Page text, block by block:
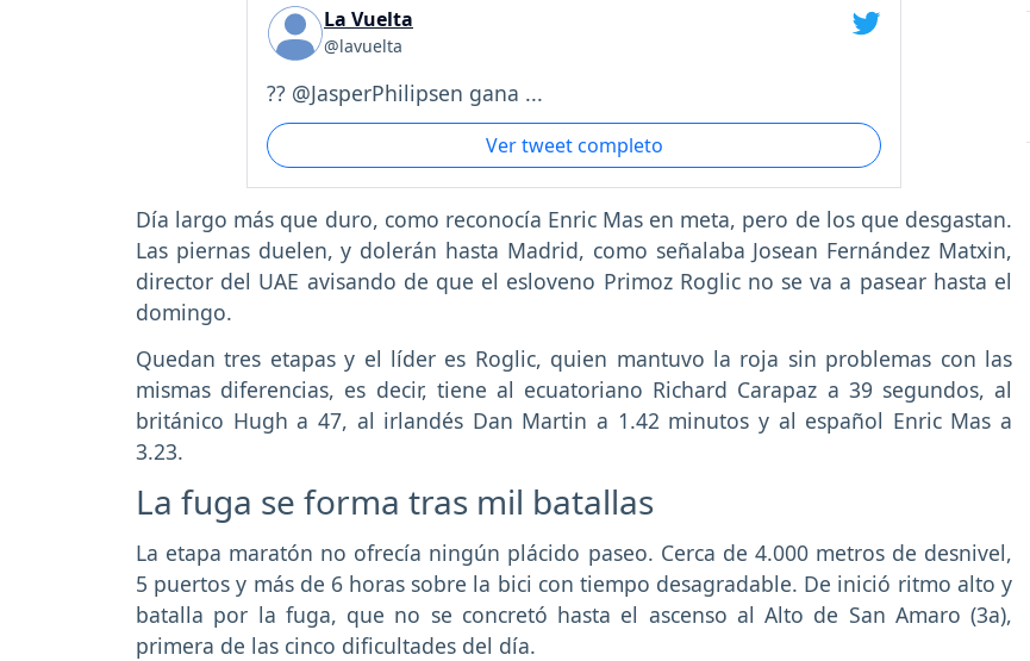
La Vuelta
@lavuelta
?? @JasperPhilipsen gana ...
Ver tweet completo
Día largo más que duro, como reconocía Enric Mas en meta, pero de los que desgastan.
Las piernas duelen, y dolerán hasta Madrid, como señalaba Josean Fernández Matxin,
director del UAE avisando de que el esloveno Primoz Roglic no se va a pasear hasta el
domingo.
Quedan tres etapas y el líder es Roglic, quien mantuvo la roja sin problemas con las
mismas diferencias, es decir, tiene al ecuatoriano Richard Carapaz a 39 segundos, al
británico Hugh a 47, al irlandés Dan Martin a 1.42 minutos y al español Enric Mas a
3.23.
La fuga se forma tras mil batallas
La etapa maratón no ofrecía ningún plácido paseo. Cerca de 4.000 metros de desnivel,
5 puertos y más de 6 horas sobre la bici con tiempo desagradable. De inició ritmo alto y
batalla por la fuga, que no se concretó hasta el ascenso al Alto de San Amaro (3a),
primera de las cinco dificultades del día.